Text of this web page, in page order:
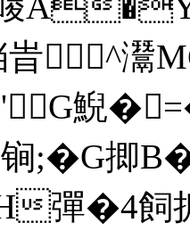
^灊
鯢
;�G揤
彈�4飼